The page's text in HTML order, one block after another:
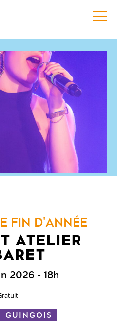
FIN D'ANNÉE
ATELIER
2026 - 18h
GUINGOIS